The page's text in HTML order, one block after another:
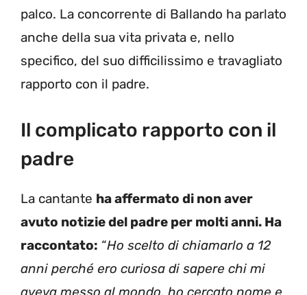
palco. La concorrente di Ballando ha parlato
anche della sua vita privata e, nello
specifico, del suo difficilissimo e travagliato
rapporto con il padre.
Il complicato rapporto con il
padre
La cantante ha affermato di non aver
avuto notizie del padre per molti anni. Ha
raccontato: “Ho scelto di chiamarlo a 12
anni perché ero curiosa di sapere chi mi
aveva messo al mondo, ho cercato nome e